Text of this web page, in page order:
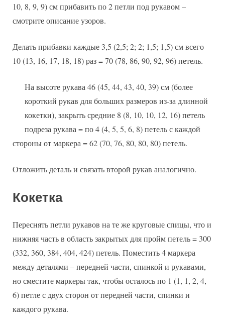
10, 8, 9, 9) см прибавить по 2 петли под рукавом –
смотрите описание узоров.
Делать прибавки каждые 3,5 (2,5; 2; 2; 1,5; 1,5) см всего
10 (13, 16, 17, 18, 18) раз = 70 (78, 86, 90, 92, 96) петель.
На высоте рукава 46 (45, 44, 43, 40, 39) см (более
короткий рукав для больших размеров из-за длинной
кокетки), закрыть средние 8 (8, 10, 10, 12, 16) петель
подреза рукава = по 4 (4, 5, 5, 6, 8) петель с каждой
стороны от маркера = 62 (70, 76, 80, 80, 80) петель.
Отложить деталь и связать второй рукав аналогично.
Кокетка
Переснять петли рукавов на те же круговые спицы, что и
нижняя часть в область закрытых для пройм петель = 300
(332, 360, 384, 404, 424) петель. Поместить 4 маркера
между деталями – передней части, спинкой и рукавами,
но сместите маркеры так, чтобы осталось по 1 (1, 1, 2, 4,
6) петле с двух сторон от передней части, спинки и
каждого рукава.